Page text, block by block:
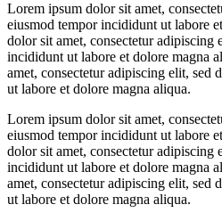
Lorem ipsum dolor sit amet,
eiusmod tempor incididunt ut labore
dolor sit amet, consectetur adipiscing
incididunt ut labore et dolore magna
amet, consectetur adipiscing elit, sed
ut labore et dolore magna aliqua.
Lorem ipsum dolor sit amet,
eiusmod tempor incididunt ut labore
dolor sit amet, consectetur adipiscing
incididunt ut labore et dolore magna
amet, consectetur adipiscing elit, sed
ut labore et dolore magna aliqua.